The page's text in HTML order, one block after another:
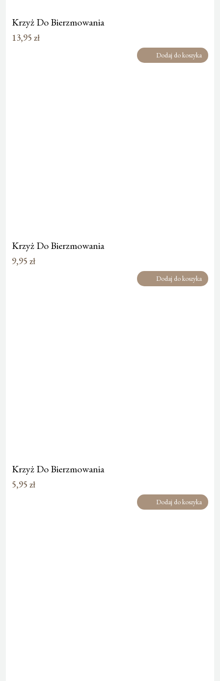
Krzyż Do Bierzmowania
13,95 zł
Dodaj do koszyka
Krzyż Do Bierzmowania
9,95 zł
Dodaj do koszyka
Krzyż Do Bierzmowania
5,95 zł
Dodaj do koszyka